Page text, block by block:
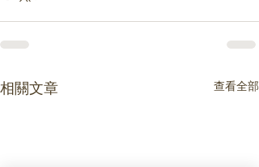
相關文章 查看全部